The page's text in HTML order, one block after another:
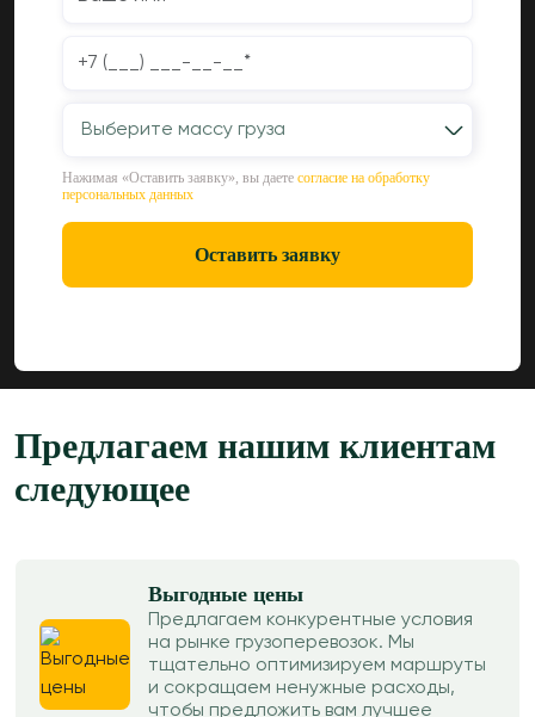
Выберите массу груза
Нажимая «Оставить заявку», вы даете согласие на обработку
персональных данных
Оставить заявку
Предлагаем нашим клиентам
следующее
Выгодные цены
Предлагаем конкурентные условия
на рынке грузоперевозок. Мы
тщательно оптимизируем маршруты
и сокращаем ненужные расходы,
чтобы предложить вам лучшее